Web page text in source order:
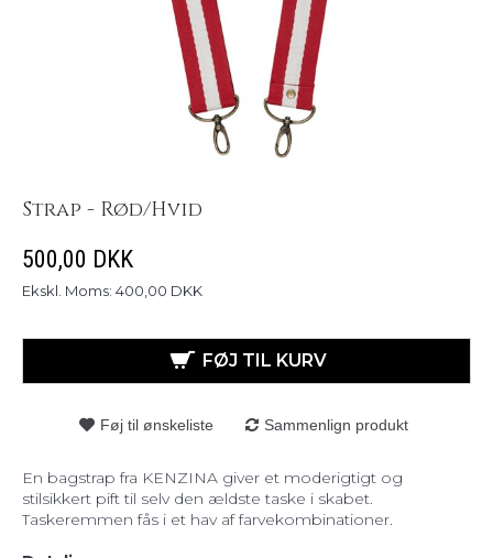
Strap - Rød/Hvid
500,00 DKK
Ekskl. Moms: 400,00 DKK
FØJ TIL KURV
Føj til ønskeliste Sammenlign produkt
En bagstrap fra KENZINA giver et moderigtigt og
stilsikkert pift til selv den ældste taske i skabet.
Taskeremmen fås i et hav af farvekombinationer.